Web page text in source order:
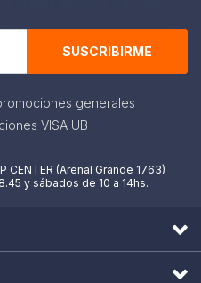
SUSCRIBIRME
generales
VISA UB
CENTER (Arenal Grande 1763)
y sábados de 10 a 14hs.